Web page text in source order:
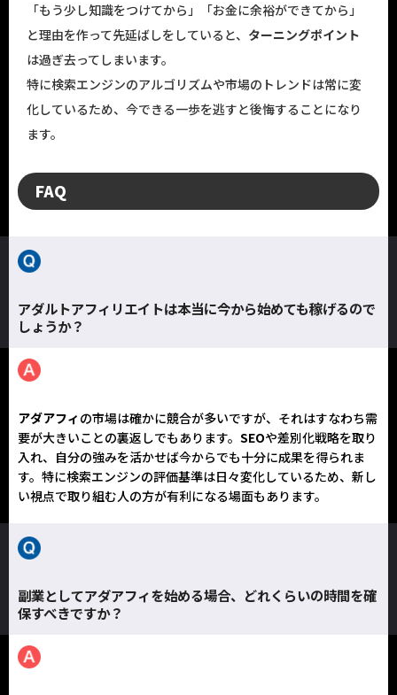
「もう少し知識をつけてから」「お金に余裕ができてから」
と理由を作って先延ばしをしていると、 ターニングポイント
は過ぎ去ってしまいます。
特に検索エンジンのアルゴリズムや市場のトレンドは常に変
化しているため、今できる一歩を逃すと後悔することになり
ます。
FAQ
アダルトアフィリエイトは本当に今から始めても稼げるので
しょうか？
アダアフィ の市場は確かに競合が多いですが、それはすなわち需
要が大きいことの裏返しでもあります。 SEOや差別化戦略を取り
入れ、自分の強みを活かせば今からでも十分に成果を得られま
す。特に検索エンジンの評価基準は日々変化しているため、新し
い視点で取り組む人の方が有利になる場面もあります。
副業としてアダアフィを始める場合、どれくらいの時間を確
保すべきですか？